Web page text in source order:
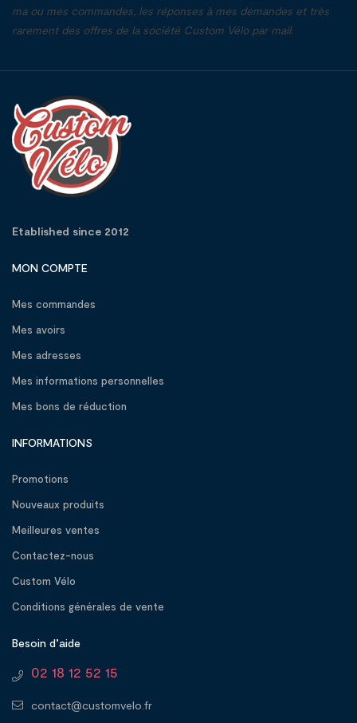
ma ou mes commandes, les réponses à mes demandes et très
rarement des offres de la société Custom Vélo par mail.
Etablished since 2012
MON COMPTE
Mes commandes
Mes avoirs
Mes adresses
Mes informations personnelles
Mes bons de réduction
INFORMATIONS
Promotions
Nouveaux produits
Meilleures ventes
Contactez-nous
Custom Vélo
Conditions générales de vente
Besoin d’aide
02 18 12 52 15
contact@customvelo.fr